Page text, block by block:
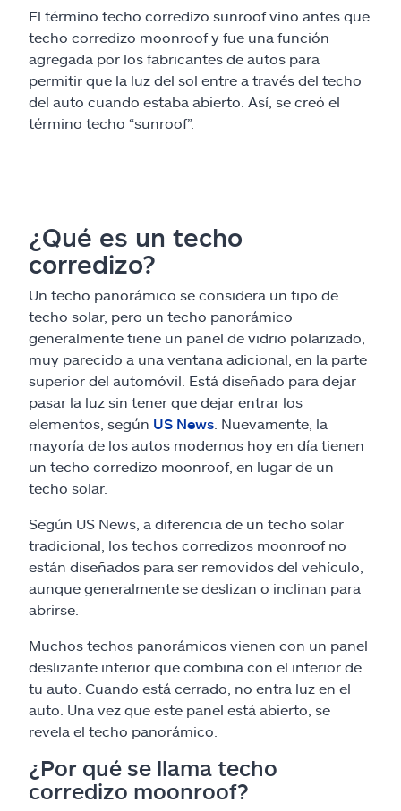
El término techo corredizo sunroof vino antes que
techo corredizo moonroof y fue una función
agregada por los fabricantes de autos para
permitir que la luz del sol entre a través del techo
del auto cuando estaba abierto. Así, se creó el
término techo “sunroof”.
¿Qué es un techo
corredizo?
Un techo panorámico se considera un tipo de
techo solar, pero un techo panorámico
generalmente tiene un panel de vidrio polarizado,
muy parecido a una ventana adicional, en la parte
superior del automóvil. Está diseñado para dejar
pasar la luz sin tener que dejar entrar los
elementos, según US News . Nuevamente, la
mayoría de los autos modernos hoy en día tienen
un techo corredizo moonroof, en lugar de un
techo solar.
Según US News, a diferencia de un techo solar
tradicional, los techos corredizos moonroof no
están diseñados para ser removidos del vehículo,
aunque generalmente se deslizan o inclinan para
abrirse.
Muchos techos panorámicos vienen con un panel
deslizante interior que combina con el interior de
tu auto. Cuando está cerrado, no entra luz en el
auto. Una vez que este panel está abierto, se
revela el techo panorámico.
¿Por qué se llama techo
corredizo moonroof?